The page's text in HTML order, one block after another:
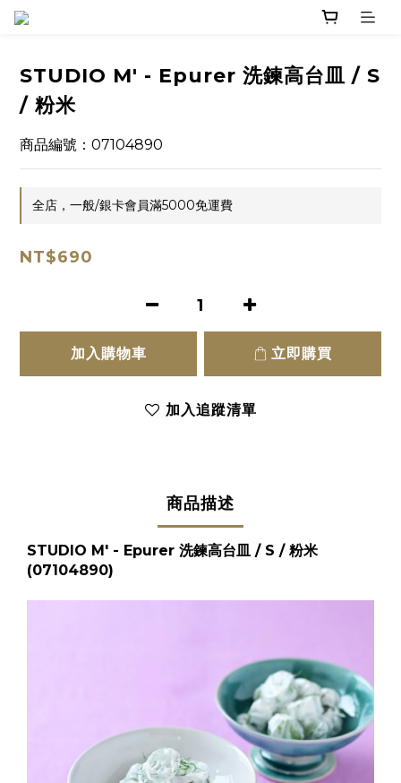
STUDIO M' - Epurer 洗鍊高台皿 / S
/ 粉米
商品編號：07104890
全店，一般/銀卡會員滿5000免運費
NT$690
加入購物車 立即購買
加入追蹤清單
商品描述
STUDIO M' - Epurer 洗鍊高台皿 / S / 粉米
(07104890)